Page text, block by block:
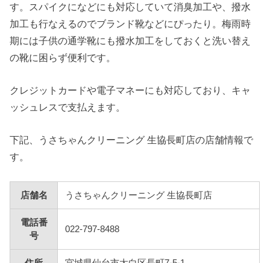
す。スパイクになどにも対応していて消臭加工や、撥水
加工も行なえるのでブランド靴などにぴったり。梅雨時
期には子供の通学靴にも撥水加工をしておくと洗い替え
の靴に困らず便利です。
クレジットカードや電子マネーにも対応しており、キャ
ッシュレスで支払えます。
下記、うさちゃんクリーニング 生協長町店の店舗情報で
す。
店舗名 うさちゃんクリーニング 生協長町店
電話番
号
022-797-8488